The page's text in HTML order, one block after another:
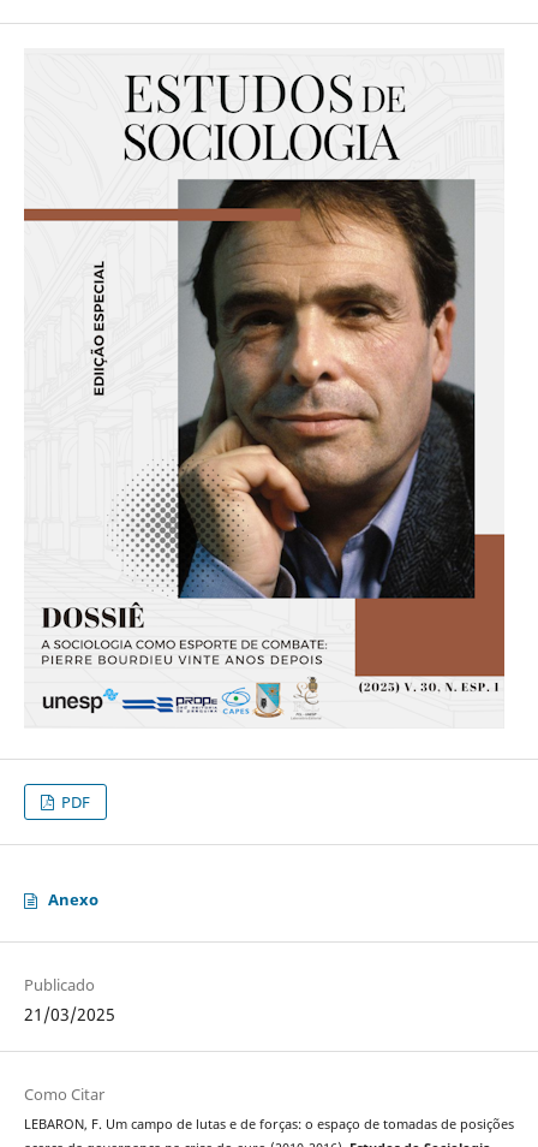
PDF
Anexo
Publicado
21/03/2025
Como Citar
LEBARON, F. Um campo de lutas e de forças: o espaço de tomadas de posições